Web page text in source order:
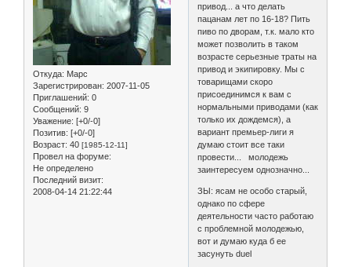
Откуда: Марс
Зарегистрирован: 2007-11-05
Приглашений: 0
Сообщений: 9
Уважение: [+0/-0]
Позитив: [+0/-0]
Возраст: 40 [1985-12-11]
Провел на форуме:
Не определено
Последний визит:
2008-04-14 21:22:44
привод... а что делать
пацанам лет по 16-18? Пить
пиво по дворам, т.к. мало кто
может позволить в таком
возрасте серьезные траты на
привод и экипировку. Мы с
товарищами скоро
присоединимся к вам с
нормальными приводами (как
только их дождемся), а
вариант премьер-лиги я
думаю стоит все таки
провести... молодежь
заинтересуем однозначно...
ЗЫ: ясам не особо старый,
однако по сфере
деятельности часто работаю
с проблемной молодежью,
вот и думаю куда б ее
засунуть duel